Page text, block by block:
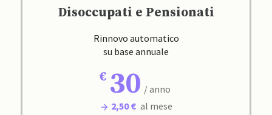
Disoccupati e Pensionati
Rinnovo automatico
su base annuale
30 / anno
2,50 € al mese